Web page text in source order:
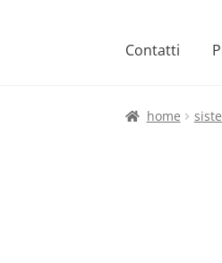
Contatti
Home Cart
home